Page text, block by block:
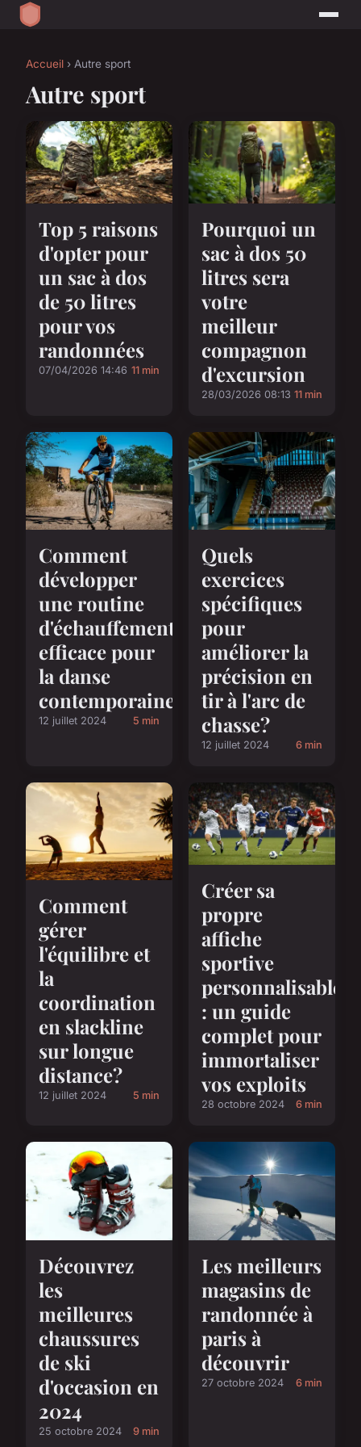
Accueil › Autre sport
Autre sport
Top 5 raisons
d'opter pour
un sac à dos
de 50 litres
pour vos
randonnées
07/04/2026 14:46 11 min
Pourquoi un
sac à dos 50
litres sera
votre
meilleur
compagnon
d'excursion
28/03/2026 08:13 11 min
Comment
développer
une routine
d'échauffement
efficace pour
la danse
contemporaine?
12 juillet 2024 5 min
Quels
exercices
spécifiques
pour
améliorer la
précision en
tir à l'arc de
chasse?
12 juillet 2024 6 min
Comment
gérer
l'équilibre et
la
coordination
en slackline
sur longue
distance?
12 juillet 2024 5 min
Créer sa
propre
affiche
sportive
personnalisable
: un guide
complet pour
immortaliser
vos exploits
28 octobre 2024 6 min
Découvrez
les
meilleures
chaussures
de ski
d'occasion en
2024
25 octobre 2024 9 min
Les meilleurs
magasins de
randonnée à
paris à
découvrir
27 octobre 2024 6 min